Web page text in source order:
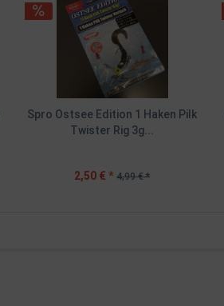
Spro Ostsee Edition 1 Haken Pilk
Twister Rig 3g...
2,50 € * 4,99 € *